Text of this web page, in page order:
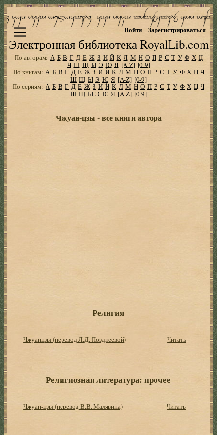
Электронная библиотека RoyalLib.com
Войти Зарегистрироваться
По авторам: А Б В Г Д Е Ж З И Й К Л М Н О П Р С Т У Ф Х Ц
Ч Ш Щ Ы Э Ю Я [A-Z] [0-9]
По книгам: А Б В Г Д Е Ж З И Й К Л М Н О П Р С Т У Ф Х Ц Ч
Ш Щ Ы Э Ю Я [A-Z] [0-9]
По сериям: А Б В Г Д Е Ж З И Й К Л М Н О П Р С Т У Ф Х Ц Ч
Ш Щ Ы Э Ю Я [A-Z] [0-9]
Чжуан-цзы - все книги автора
Религия
Чжуанцзы (перевод Л.Д. Позднеевой) Читать
Религиозная литература: прочее
Чжуан-цзы (перевод В.В. Малявина) Читать